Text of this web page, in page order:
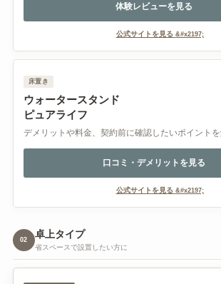
体験レビューを見る
公式サイトを見る
床置き
ウォータースタンド
ピュアライフ
デメリットや料金、契約前に確認したいポイントを
口コミ・デメリットを見る
公式サイトを見る
02
卓上タイプ
省スペースで設置したい方に